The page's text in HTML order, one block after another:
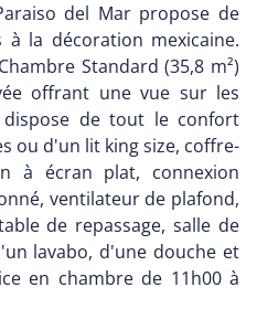
del Mar propose de
à la décoration mexicaine.
Standard (35,8 m²)
offrant une vue sur les
de tout le confort
ou d'un lit king size, coffre-
à écran plat, connexion
ventilateur de plafond,
de repassage, salle de
lavabo, d'une douche et
en chambre de 11h00 à